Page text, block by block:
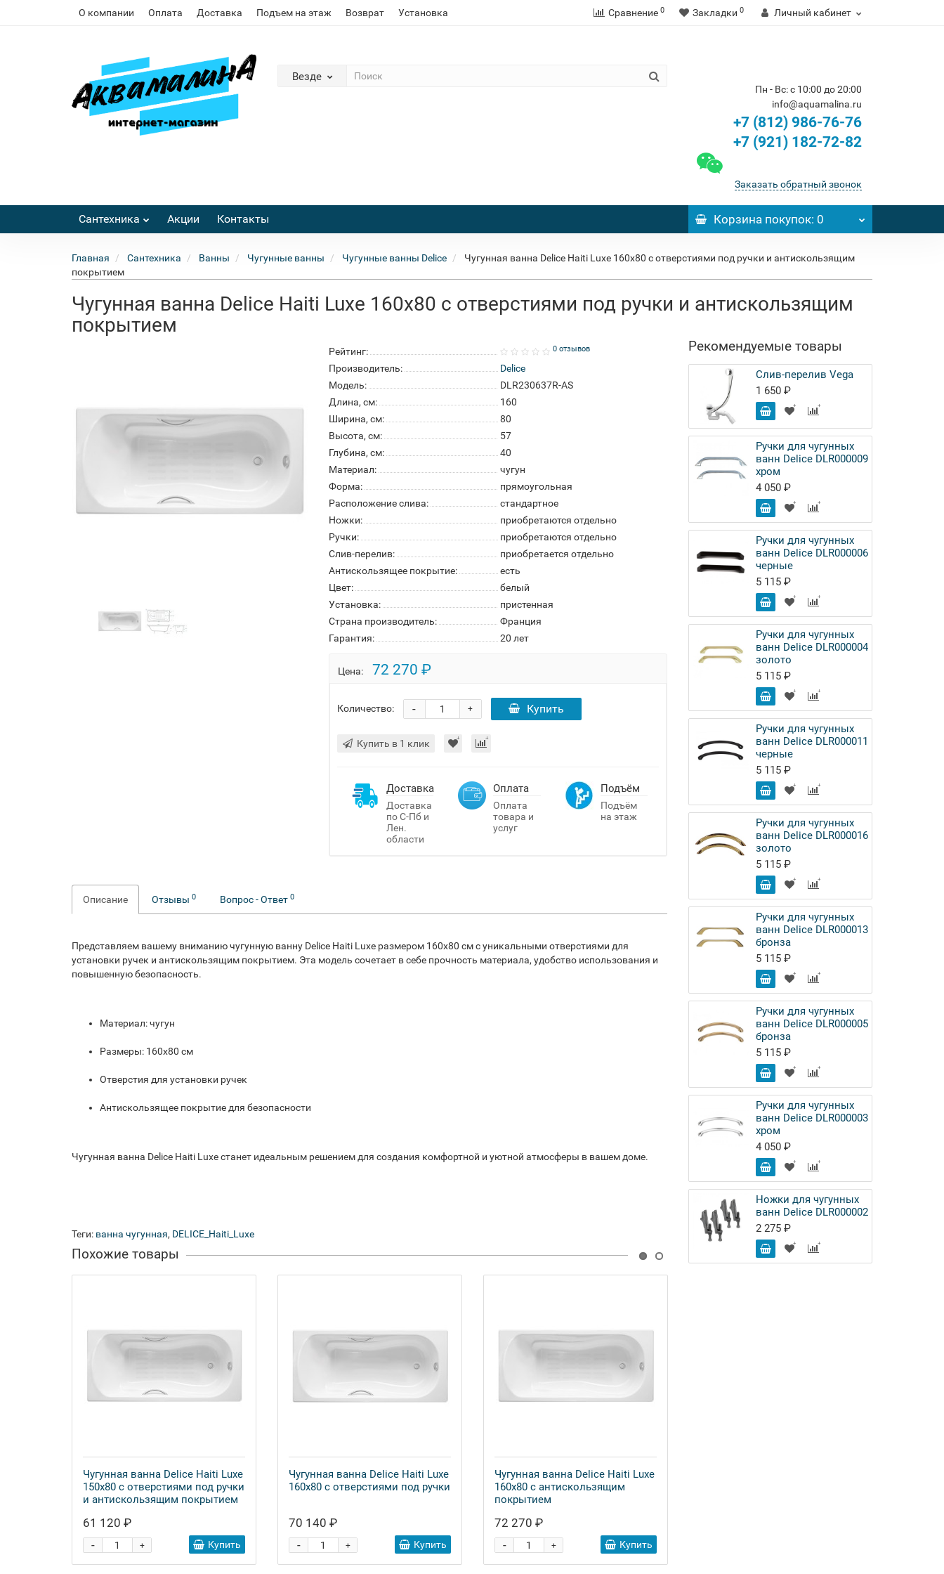
О компании Оплата Доставка Подъем на этаж Возврат Установка Сравнение 0 Закладки 0 Личный кабинет
Везде
Пн - Вс: с 10:00 до 20:00
info@aquamalina.ru
+7 (812) 986-76-76
+7 (921) 182-72-82
Заказать обратный звонок
Сантехника Акции Контакты Корзинапокупок: 0
Главная Сантехника Ванны Чугунные ванны Чугунные ванны Delice
Чугунная ванна Delice Haiti Luxe 160x80 с отверстиями под ручки и антискользящим
покрытием
Чугунная ванна Delice Haiti Luxe 160x80 с отверстиями под ручки и антискользящим
покрытием
Рейтинг: 0 отзывов
Производитель:
Delice
Модель:
DLR230637R-AS
Длина, см:
160
Ширина, см:
80
Высота, см:
57
Глубина, см:
40
Материал:
чугун
Форма:
прямоугольная
Расположение слива:
стандартное
Ножки:
приобретаются отдельно
Ручки:
приобретаются отдельно
Слив-перелив:
приобретается отдельно
Антискользящее покрытие:
есть
Цвет:
белый
Установка:
пристенная
Страна производитель:
Франция
Гарантия:
20 лет
Цена: 72 270 ₽
Количество: +
- Купить
Купить в 1 клик
Доставка
Доставка
по С-Пб и
Лен.
области
Оплата
Оплата
товара и
услуг
Подъём
Подъём
на этаж
Описание Отзывы 0 Вопрос - Ответ 0
Представляем вашему вниманию чугунную ванну Delice Haiti Luxe размером 160x80 см с уникальными отверстиями для
установки ручек и антискользящим покрытием. Эта модель сочетает в себе прочность материала, удобство использования и
повышенную безопасность.
Материал: чугун
Размеры: 160x80 см
Отверстия для установки ручек
Антискользящее покрытие для безопасности
Чугунная ванна Delice Haiti Luxe станет идеальным решением для создания комфортной и уютной атмосферы в вашем доме.
Теги: ванна чугунная, DELICE_Haiti_Luxe
Похожие товары
Чугунная ванна Delice Haiti Luxe
150x80 с отверстиями под ручки
и антискользящим покрытием
61 120 ₽
+
- Купить
Чугунная ванна Delice Haiti Luxe
160x80 с отверстиями под ручки
70 140 ₽
+
- Купить
Чугунная ванна Delice Haiti Luxe
160x80 с антискользящим
покрытием
72 270 ₽
+
- Купить
Рекомендуемые товары
Слив-перелив Vega
1 650 ₽
Ручки для чугунных
ванн Delice DLR000009
хром
4 050 ₽
Ручки для чугунных
ванн Delice DLR000006
черные
5 115 ₽
Ручки для чугунных
ванн Delice DLR000004
золото
5 115 ₽
Ручки для чугунных
ванн Delice DLR000011
черные
5 115 ₽
Ручки для чугунных
ванн Delice DLR000016
золото
5 115 ₽
Ручки для чугунных
ванн Delice DLR000013
бронза
5 115 ₽
Ручки для чугунных
ванн Delice DLR000005
бронза
5 115 ₽
Ручки для чугунных
ванн Delice DLR000003
хром
4 050 ₽
Ножки для чугунных
ванн Delice DLR000002
2 275 ₽